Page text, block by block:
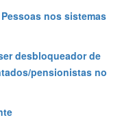
nos sistemas
desbloqueador de
pensionistas no